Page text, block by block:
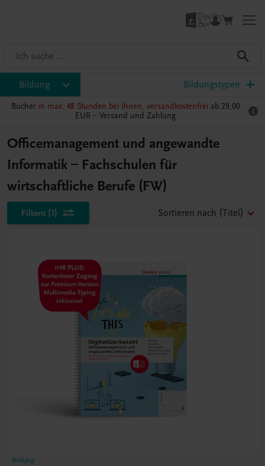
Bildung Bildungstypen
Bücher in max. 48 Stunden bei Ihnen, versandkostenfrei ab 29,00
EUR – Versand und Zahlung
Officemanagement und angewandte
Informatik – Fachschulen für
wirtschaftliche Berufe (FW)
Filtern (1) Sortieren nach (Titel)
Bildung